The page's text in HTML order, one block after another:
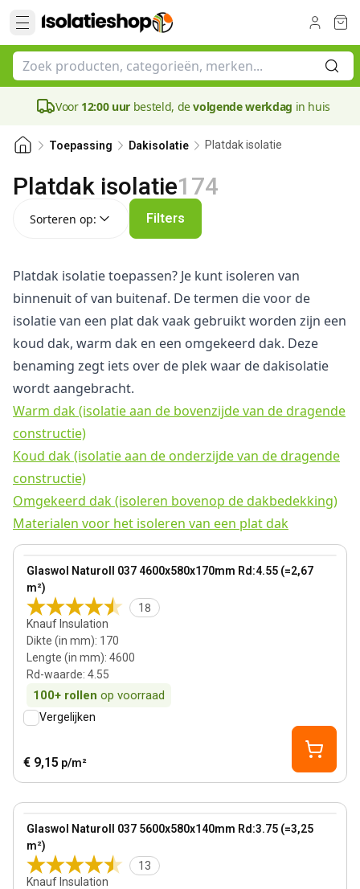
Voor 12:00 uur besteld, devolgende werkdag in huis
Toepassing Dakisolatie Platdak isolatie
Platdak isolatie174
Sorteren op: Filters
Platdak isolatie toepassen? Je kunt isoleren van
binnenuit of van buitenaf. De termen die voor de
isolatie van een plat dak vaak gebruikt worden zijn een
koud dak, warm dak en een omgekeerd dak. Deze
benaming zegt iets over de plek waar de dakisolatie
wordt aangebracht.
Warm dak (isolatie aan de bovenzijde van de dragende
constructie)
Koud dak (isolatie aan de onderzijde van de dragende
constructie)
Omgekeerd dak (isoleren bovenop de dakbedekking)
Materialen voor het isoleren van een plat dak
Bestseller
170 mm
Glaswol Naturoll 037 4600x580x170mm Rd:4.55 (=2,67
m²)
18
Knauf Insulation
Dikte (in mm): 170
Lengte (in mm): 4600
Rd-waarde: 4.55
100+ rollen op voorraad
View product
Vergelijken
€ 9,15 p/m²
Glaswol Naturoll 037 5600x580x140mm Rd:3.75 (=3,25
m²)
13
Knauf Insulation
View product